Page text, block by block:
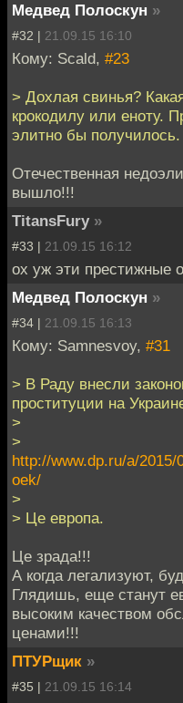
Медвед Полоскун »
#32 | 21.09.15 16:10
Кому: Scald, #23
> Дохлая свинья?
крокодилу или еноту.
элитно бы получилось.
Отечественная
вышло!!!
TitansFury »
#33 | 21.09.15 16:12
ох уж эти престижные
Медвед Полоскун »
#34 | 21.09.15 16:13
Кому: Samnesvoy, #31
> В Раду внесли
проституции на
>
>
http://www.dp.ru/a/
oek/
>
> Це европа.
Це зрада!!!
А когда легализуют,
Глядишь, еще станут
высоким качеством
ценами!!!
ПТУРщик »
#35 | 21.09.15 16:14